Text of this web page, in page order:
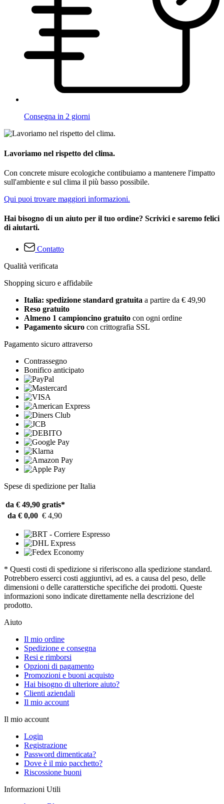
Consegna in 2 giorni
Lavoriamo nel rispetto del clima.
Con concrete misure ecologiche contibuiamo a mantenere l'impatto
sull'ambiente e sul clima il più basso possibile.
Qui puoi trovare maggiori informazioni.
Hai bisogno di un aiuto per il tuo ordine? Scrivici e saremo felici
di aiutarti.
Contatto
Qualità verificata
Shopping sicuro e affidabile
Italia: spedizione standard gratuita a partire da € 49,90
Reso gratuito
Almeno 1 campioncino gratuito con ogni ordine
Pagamento sicuro con crittografia SSL
Pagamento sicuro attraverso
Contrassegno
Bonifico anticipato
Spese di spedizione per Italia
da € 49,90 gratis*
da € 0,00 € 4,90
* Questi costi di spedizione si riferiscono alla spedizione standard.
Potrebbero esserci costi aggiuntivi, ad es. a causa del peso, delle
dimensioni o delle caratterstiche specifiche dei prodotti. Queste
informazioni sono indicate direttamente nella descrizione del
prodotto.
Aiuto
Il mio ordine
Spedizione e consegna
Resi e rimborsi
Opzioni di pagamento
Promozioni e buoni acquisto
Hai bisogno di ulteriore aiuto?
Clienti aziendali
Il mio account
Il mio account
Login
Registrazione
Password dimenticata?
Dove è il mio pacchetto?
Riscossione buoni
Informazioni Utili